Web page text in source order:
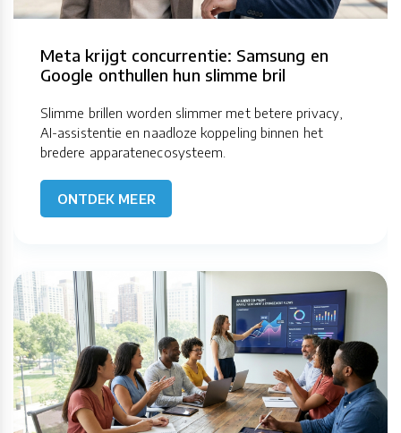
Meta krijgt concurrentie: Samsung en
Google onthullen hun slimme bril
Slimme brillen worden slimmer met betere privacy,
AI-assistentie en naadloze koppeling binnen het
bredere apparatenecosysteem.
ONTDEK MEER